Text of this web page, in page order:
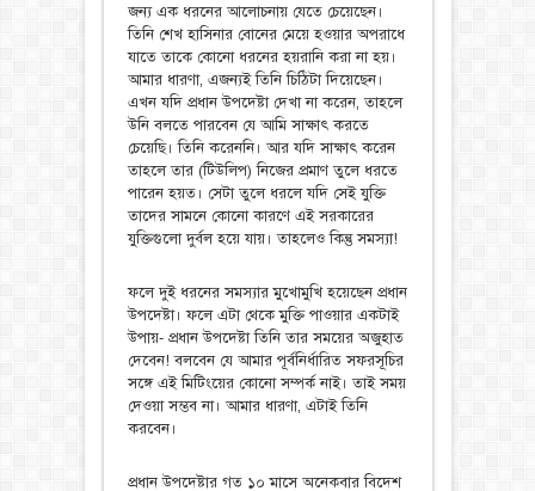
জন্য এক ধরনের আলোচনায় যেতে চেয়েছেন।
তিনি শেখ হাসিনার বোনের মেয়ে হওয়ার অপরাধে
যাতে তাকে কোনো ধরনের হয়রানি করা না হয়।
আমার ধারণা, এজন্যই তিনি চিঠিটা দিয়েছেন।
এখন যদি প্রধান উপদেষ্টা দেখা না করেন, তাহলে
উনি বলতে পারবেন যে আমি সাক্ষাৎ করতে
চেয়েছি। তিনি করেননি। আর যদি সাক্ষাৎ করেন
তাহলে তার (টিউলিপ) নিজের প্রমাণ তুলে ধরতে
পারেন হয়ত। সেটা তুলে ধরলে যদি সেই যুক্তি
তাদের সামনে কোনো কারণে এই সরকারের
যুক্তিগুলো দুর্বল হয়ে যায়। তাহলেও কিন্তু সমস্যা!
ফলে দুই ধরনের সমস্যার মুখোমুখি হয়েছেন প্রধান
উপদেষ্টা। ফলে এটা থেকে মুক্তি পাওয়ার একটাই
উপায়- প্রধান উপদেষ্টা তিনি তার সময়ের অজুহাত
দেবেন! বলবেন যে আমার পূর্বনির্ধারিত সফরসূচির
সঙ্গে এই মিটিংয়ের কোনো সম্পর্ক নাই। তাই সময়
দেওয়া সম্ভব না। আমার ধারণা, এটাই তিনি
করবেন।
প্রধান উপদেষ্টার গত ১০ মাসে অনেকবার বিদেশ